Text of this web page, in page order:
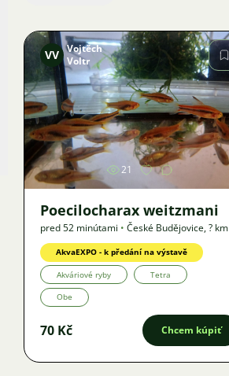
Obrázok
VV Vojtěch
Voltr
21
Poecilocharax weitzmani
pred 52 minútami • České Budějovice,? km
Ponuka
AkvaEXPO - k předání na výstavě
Akváriové ryby Tetra
Obe
70 Kč Chcem kúpiť